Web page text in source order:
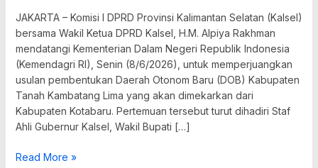
JAKARTA – Komisi I DPRD Provinsi Kalimantan Selatan (Kalsel)
bersama Wakil Ketua DPRD Kalsel, H.M. Alpiya Rakhman
mendatangi Kementerian Dalam Negeri Republik Indonesia
(Kemendagri RI), Senin (8/6/2026), untuk memperjuangkan
usulan pembentukan Daerah Otonom Baru (DOB) Kabupaten
Tanah Kambatang Lima yang akan dimekarkan dari
Kabupaten Kotabaru. Pertemuan tersebut turut dihadiri Staf
Ahli Gubernur Kalsel, Wakil Bupati […]
Read More »